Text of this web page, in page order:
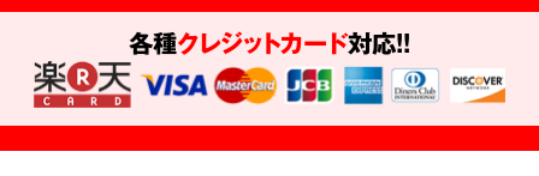
各種クレジットカード対応!!